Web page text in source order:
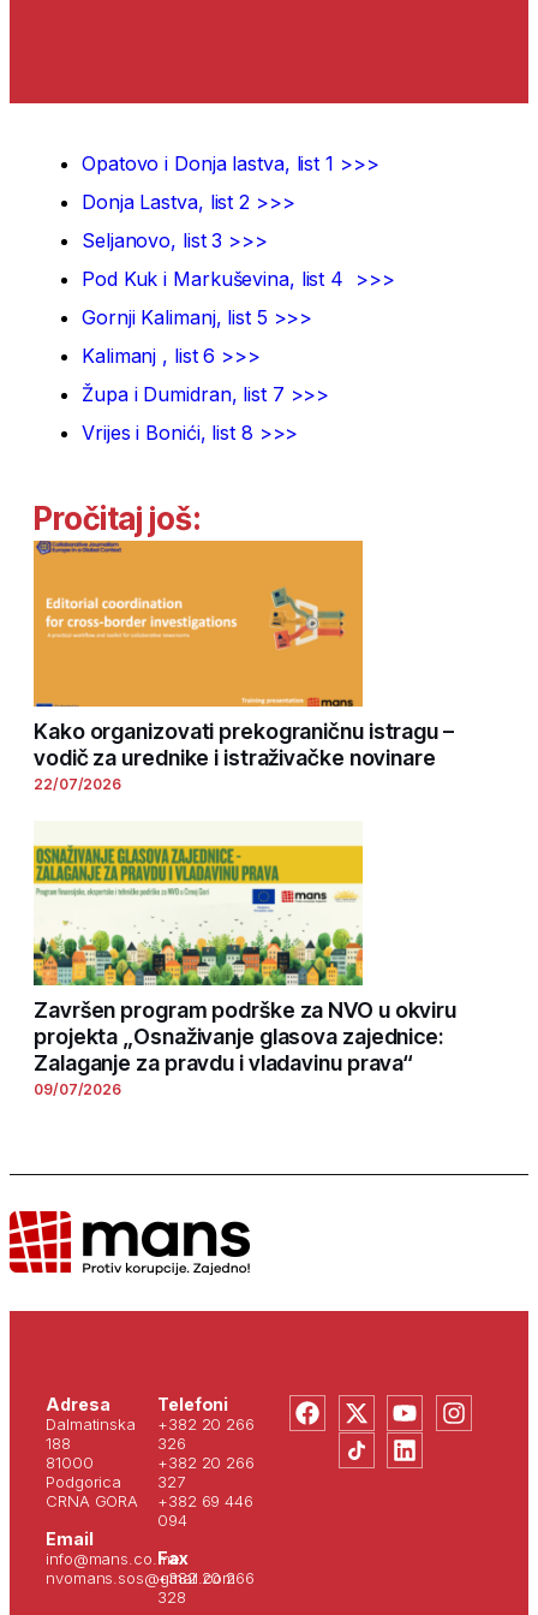
Opatovo i Donja lastva, list 1 >>>
Donja Lastva, list 2 >>>
Seljanovo, list 3 >>>
Pod Kuk i Markuševina, list 4 >>>
Gornji Kalimanj, list 5 >>>
Kalimanj , list 6 >>>
Župa i Dumidran, list 7 >>>
Vrijes i Bonići, list 8 >>>
Pročitaj još:
Kako organizovati prekograničnu istragu –
vodič za urednike i istraživačke novinare
22/07/2026
Završen program podrške za NVO u okviru
projekta „Osnaživanje glasova zajednice:
Zalaganje za pravdu i vladavinu prava“
09/07/2026
Adresa
Dalmatinska
188
81000
Podgorica
CRNA GORA
Email
info@mans.co.me
nvomans.sos@gmail.com
Telefoni
+382 20 266
326
+382 20 266
327
+382 69 446
094
Fax
+382 20 266
328